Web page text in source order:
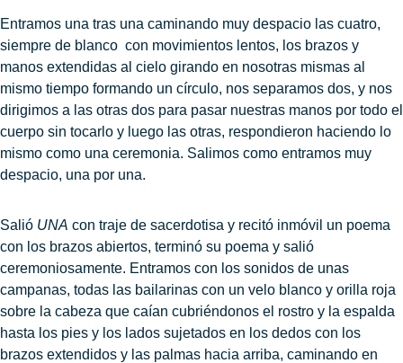
Entramos una tras una caminando muy despacio las cuatro,
siempre de blanco con movimientos lentos, los brazos y
manos extendidas al cielo girando en nosotras mismas al
mismo tiempo formando un círculo, nos separamos dos, y nos
dirigimos a las otras dos para pasar nuestras manos por todo el
cuerpo sin tocarlo y luego las otras, respondieron haciendo lo
mismo como una ceremonia. Salimos como entramos muy
despacio, una por una.
Salió UNA con traje de sacerdotisa y recitó inmóvil un poema
con los brazos abiertos, terminó su poema y salió
ceremoniosamente. Entramos con los sonidos de unas
campanas, todas las bailarinas con un velo blanco y orilla roja
sobre la cabeza que caían cubriéndonos el rostro y la espalda
hasta los pies y los lados sujetados en los dedos con los
brazos extendidos y las palmas hacia arriba, caminando en